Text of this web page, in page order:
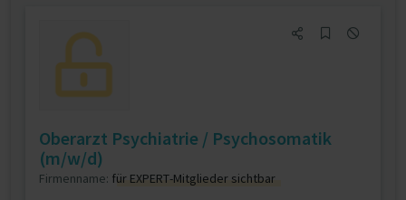
Oberarzt Psychiatrie / Psychosomatik
(m/w/d)
Firmenname: für EXPERT-Mitglieder sichtbar